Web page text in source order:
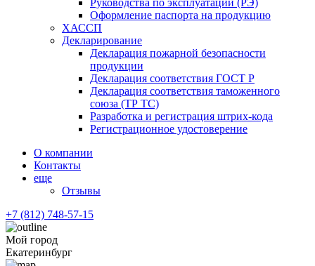
Руководства по эксплуатации (РЭ)
Оформление паспорта на продукцию
ХАССП
Декларирование
Декларация пожарной безопасности
продукции
Декларация соответствия ГОСТ Р
Декларация соответствия таможенного
союза (ТР ТС)
Разработка и регистрация штрих-кода
Регистрационное удостоверение
О компании
Контакты
еще
Отзывы
+7 (812) 748-57-15
Мой город
Екатеринбург